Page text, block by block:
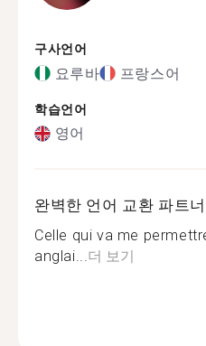
구사언어
요루바 프랑스어
학습언어
영어
완벽한 언어 교환 파트너
Celle qui va me
anglai...더 보기